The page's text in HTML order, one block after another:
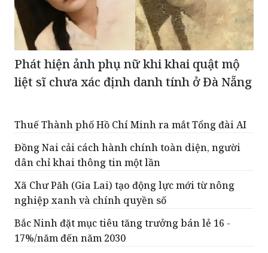
Phát hiện ảnh phụ nữ khi khai quật mộ
liệt sĩ chưa xác định danh tính ở Đà Nẵng
Thuế Thành phố Hồ Chí Minh ra mắt Tổng đài AI
Đồng Nai cải cách hành chính toàn diện, người
dân chỉ khai thông tin một lần
Xã Chư Păh (Gia Lai) tạo động lực mới từ nông
nghiệp xanh và chính quyền số
Bắc Ninh đặt mục tiêu tăng trưởng bán lẻ 16 -
17%/năm đến năm 2030